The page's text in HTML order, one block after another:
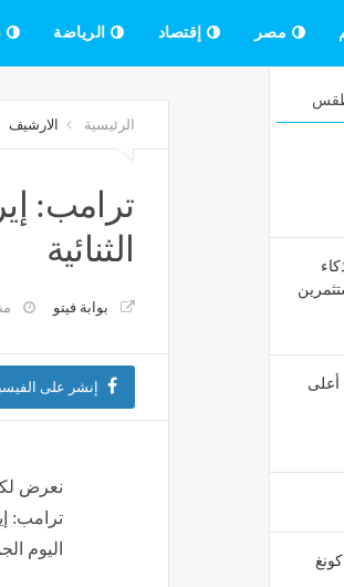
مصر إقتصاد الرياضة
أعلى
الرئيسية الارشيف
ترامب:
الثنائية
بوابة فيتو
إنشر على
نعرض
ترامب:
اليوم الجمعة 3 يوليو